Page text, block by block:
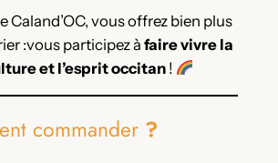
Caland’OC, vous offrez bien plus
:vous participez à faire vivre la
et l’esprit occitan!
commander?